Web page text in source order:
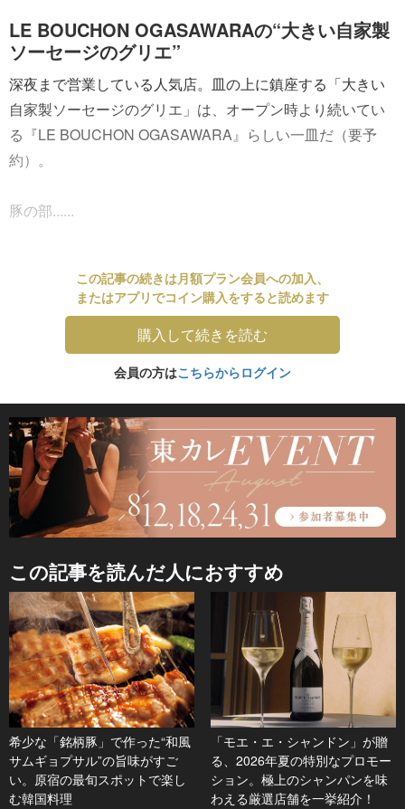
LE BOUCHON OGASAWARAの“大きい自家製
ソーセージのグリエ”
深夜まで営業している人気店。皿の上に鎮座する「大きい
自家製ソーセージのグリエ」は、オープン時より続いてい
る『LE BOUCHON OGASAWARA』らしい一皿だ（要予
約）。
豚の部......
この記事の続きは月額プラン会員への加入、
またはアプリでコイン購入をすると読めます
購入して続きを読む
会員の方はこちらからログイン
この記事を読んだ人におすすめ
希少な「銘柄豚」で作った“和風
サムギョプサル”の旨味がすご
い。原宿の最旬スポットで楽し
む韓国料理
「モエ・エ・シャンドン」が贈
る、2026年夏の特別なプロモー
ション。極上のシャンパンを味
わえる厳選店舗を一挙紹介！